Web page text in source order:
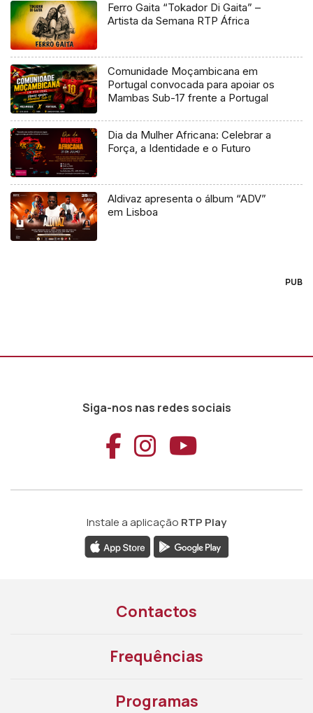
Ferro Gaita “Tokador Di Gaita” –
Artista da Semana RTP África
Comunidade Moçambicana em
Portugal convocada para apoiar os
Mambas Sub-17 frente a Portugal
Dia da Mulher Africana: Celebrar a
Força, a Identidade e o Futuro
Aldivaz apresenta o álbum “ADV”
em Lisboa
PUB
Siga-nos nas redes sociais
Aceder ao
Aceder ao
Aceder
Instale a aplicação RTP Play
Contactos
Frequências
Programas